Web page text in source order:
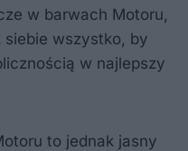
w barwach Motoru,
wszystko, by
w najlepszy
to jednak jasny